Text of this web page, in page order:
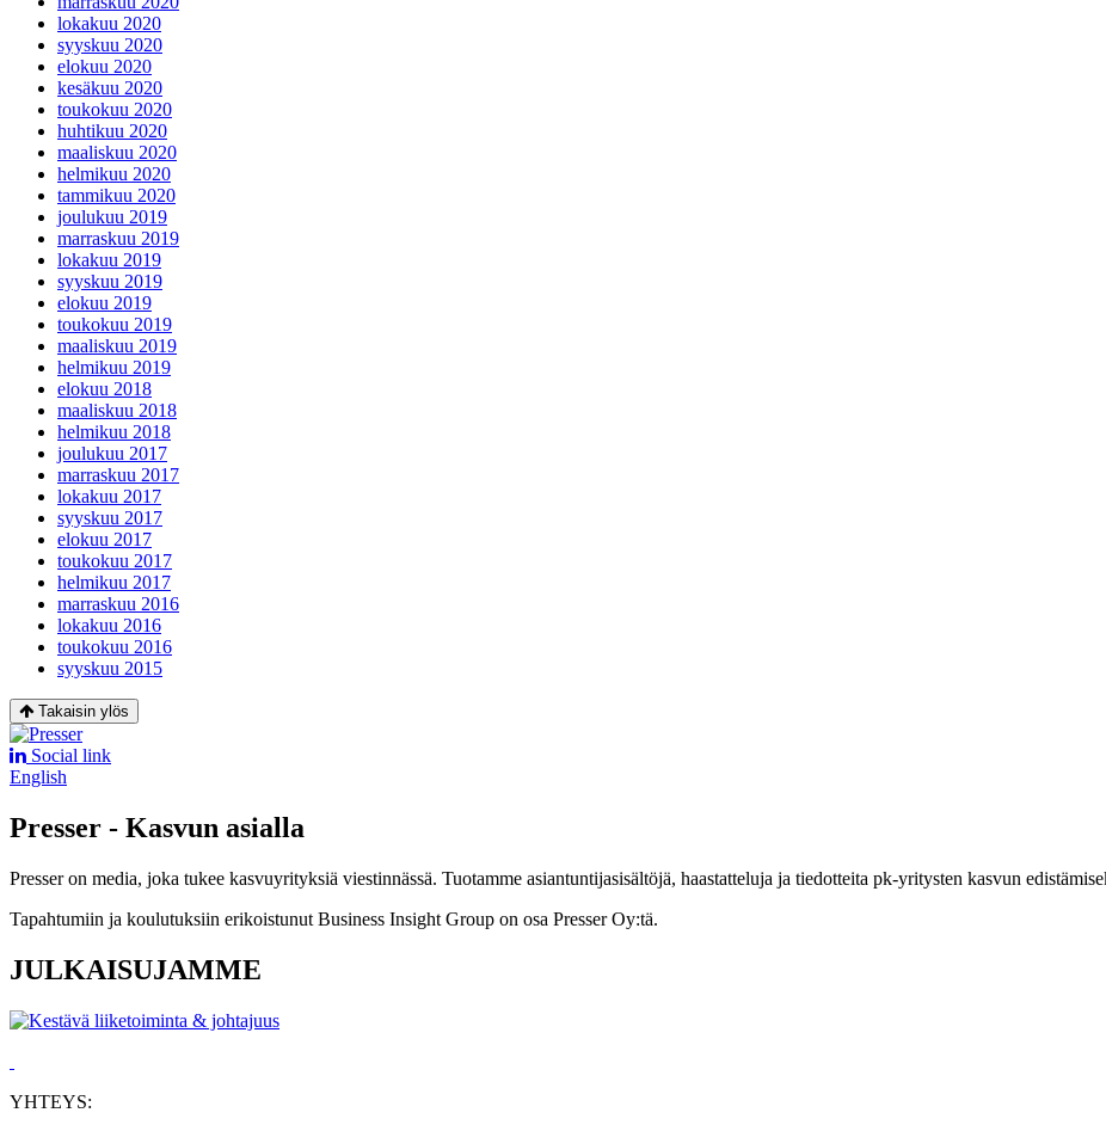
lokakuu 2020
syyskuu 2020
elokuu 2020
kesäkuu 2020
toukokuu 2020
huhtikuu 2020
maaliskuu 2020
helmikuu 2020
tammikuu 2020
joulukuu 2019
marraskuu 2019
lokakuu 2019
syyskuu 2019
elokuu 2019
toukokuu 2019
maaliskuu 2019
helmikuu 2019
elokuu 2018
maaliskuu 2018
helmikuu 2018
joulukuu 2017
marraskuu 2017
lokakuu 2017
syyskuu 2017
elokuu 2017
toukokuu 2017
helmikuu 2017
marraskuu 2016
lokakuu 2016
toukokuu 2016
syyskuu 2015
Takaisin ylös
Social link
English
Presser - Kasvun asialla
Presser on media, joka tukee kasvuyrityksiä viestinnässä. Tuotamme asiantuntijasisältöjä, haastatteluja ja tiedotteita pk-yritysten kasvun
Tapahtumiin ja koulutuksiin erikoistunut Business Insight Group on osa Presser Oy:tä.
JULKAISUJAMME
YHTEYS: